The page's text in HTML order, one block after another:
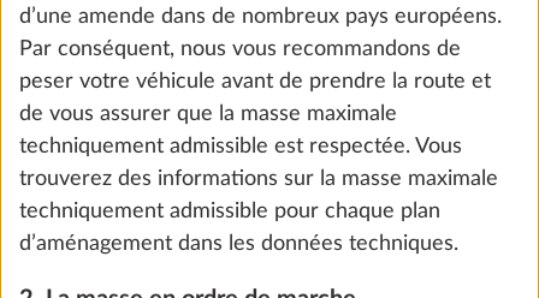
0,0 kg
309 €
Ajouter
d’une amende dans de nombreux pays européens.
Par conséquent, nous vous recommandons de
peser votre véhicule avant de prendre la route et
de vous assurer que la masse maximale
techniquement admissible est respectée. Vous
trouverez des informations sur la masse maximale
techniquement admissible pour chaque plan
d’aménagement dans les données techniques.